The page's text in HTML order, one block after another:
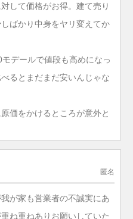
して価格がお得。建て売り
ばかり中身をヤリ変えてか
デールで値段も高めになっ
るとまだまだ安いんじゃな
価をかけるところが意外と
匿名
が家も営業者の不誠実にあ
ね重ねありお願いしていた